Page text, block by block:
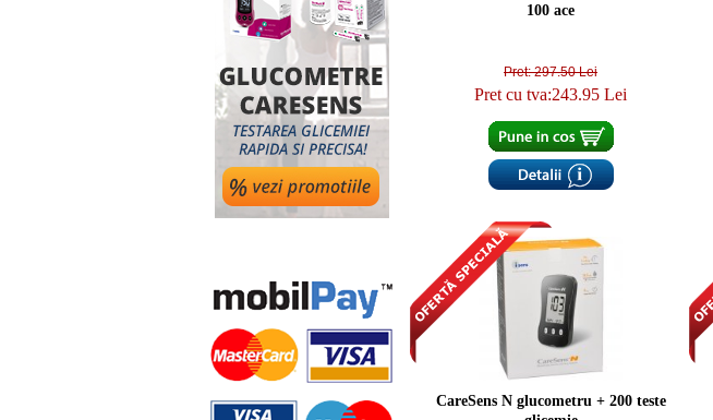
100 ace
Pret: 297.50 Lei
Pret cu tva:243.95 Lei
CareSens N glucometru + 200 teste